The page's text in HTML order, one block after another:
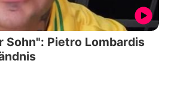
Sohn": Pietro Lombardis